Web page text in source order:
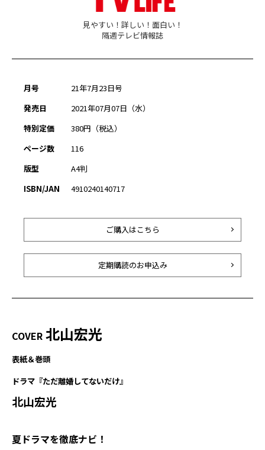
見やすい！詳しい！面白い！
隔週テレビ情報誌
月号
21年7月23日号
発売日
2021年07月07日（水）
特別定価
380円（税込）
ページ数
116
版型
A4判
ISBN/JAN
4910240140717
ご購入はこちら
定期購読のお申込み
COVER 北山宏光
表紙＆巻頭
ドラマ『ただ離婚してないだけ』
北山宏光
夏ドラマを徹底ナビ！